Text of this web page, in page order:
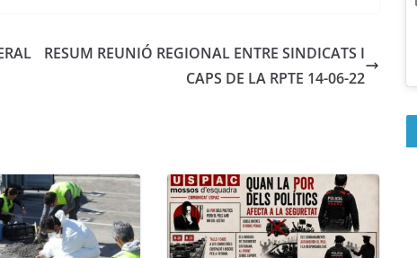
RESUM REUNIÓ REGIONAL ENTRE SINDICATS I
CAPS DE LA RPTE 14-06-22